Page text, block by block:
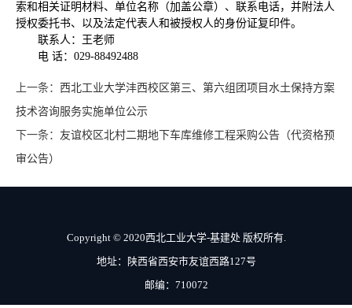
索和相关证明材料、单位名称（加盖公章）、联系电话，并附法人
授权委托书、以及法定代表人和被授权人的身份证复印件。
联系人：王老师
电 话：029-88492488
上一条： 西北工业大学沣西校区第三、第六组团项目水土保持方案
技术咨询服务实施单位公示
下一条： 友谊校区北村二期地下车库维修工程采购公告（代资格预
审公告）
Copyright © 2020西北工业大学-基建处 版权所有.
地址：陕西省西安市友谊西路127号
邮编：710072